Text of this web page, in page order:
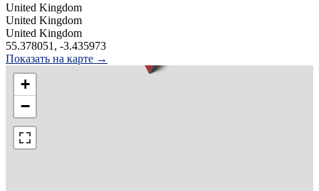
United Kingdom
United Kingdom
United Kingdom
55.378051, -3.435973
Показать на карте →
+
−